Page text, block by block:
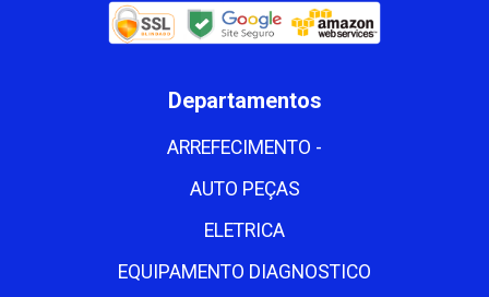
Departamentos
ARREFECIMENTO -
AUTO PEÇAS
ELETRICA
EQUIPAMENTO DIAGNOSTICO